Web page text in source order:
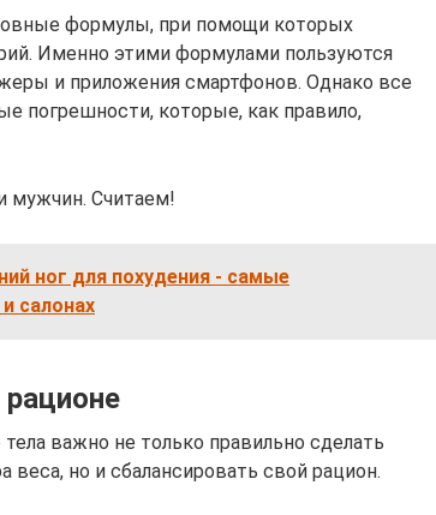
формулы, при помощи которых
Именно этими формулами пользуются
и приложения смартфонов. Однако все
погрешности, которые, как правило,
мужчин. Считаем!
ног для похудения - самые
салонах
важно не только правильно сделать
веса, но и сбалансировать свой рацион.